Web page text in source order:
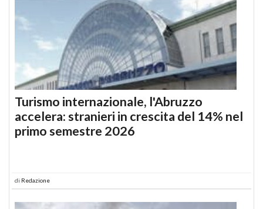
Turismo internazionale, l'Abruzzo
accelera: stranieri in crescita del 14% nel
primo semestre 2026
di Redazione